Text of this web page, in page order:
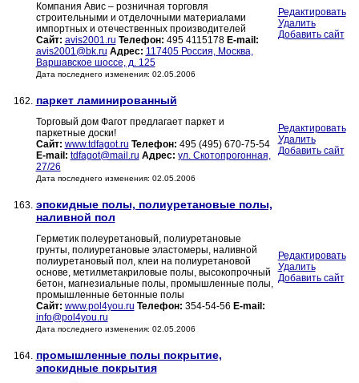
Компания Авис – розничная торговля
строительными и отделочными материалами
импортных и отечественных производителей
Сайт: avis2001.ru Телефон: 495 4115178 E-mail:
avis2001@bk.ru Адрес: 117405 Россия, Москва,
Варшавское шоссе, д. 125
Дата последнего изменения: 02.05.2006
Редактировать
Удалить
Добавить сайт
162. паркет ламинированный
Торговый дом Фагот предлагает паркет и
паркетные доски!
Сайт: www.tdfagot.ru Телефон: 495 (495) 670-75-54
E-mail: tdfagot@mail.ru Адрес: ул. Скотопрогонная,
27/26
Дата последнего изменения: 02.05.2006
Редактировать
Удалить
Добавить сайт
163. эпокидные полы, полиуретановые полы,
наливной пол
Герметик полеуретановый, полиуретановые
грунты, полиуретановые эластомеры, наливной
полиуретановый пол, клеи на полиуретановой
основе, метилметакриловые полы, высокопрочный
бетон, магнезиальные полы, промышленные полы,
промышленные бетонные полы
Сайт: www.pol4you.ru Телефон: 354-54-56 E-mail:
info@pol4you.ru
Дата последнего изменения: 02.05.2006
Редактировать
Удалить
Добавить сайт
164. промышленные полы покрытие,
эпокидные покрытия